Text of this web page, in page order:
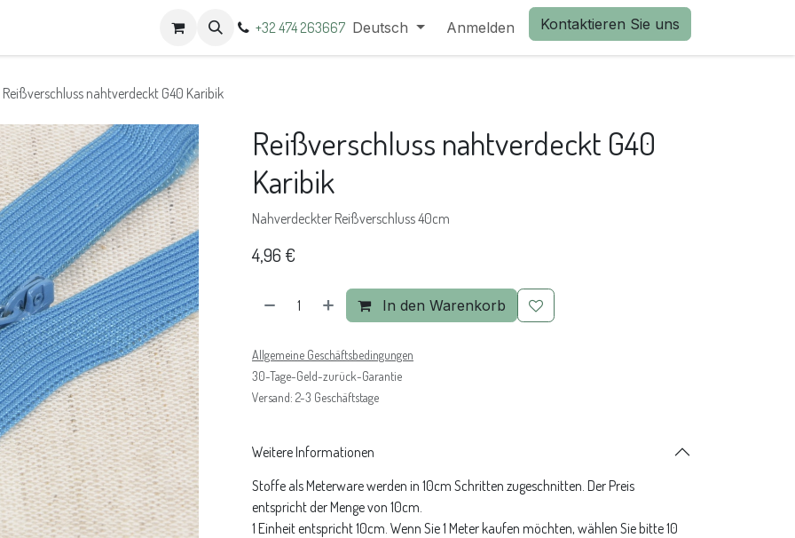
+32 474 263667 Deutsch Anmelden Kontaktieren Sie uns
Reißverschluss nahtverdeckt G40 Karibik
Reißverschluss nahtverdeckt G40
Karibik
Nahverdeckter Reißverschluss 40cm
4,96 €
In den Warenkorb
Allgemeine Geschäftsbedingungen
30-Tage-Geld-zurück-Garantie
Versand: 2-3 Geschäftstage
Weitere Informationen
Stoffe als Meterware werden in 10cm Schritten zugeschnitten. Der Preis
entspricht der Menge von 10cm.
1 Einheit entspricht 10cm. Wenn Sie 1 Meter kaufen möchten, wählen Sie bitte 10